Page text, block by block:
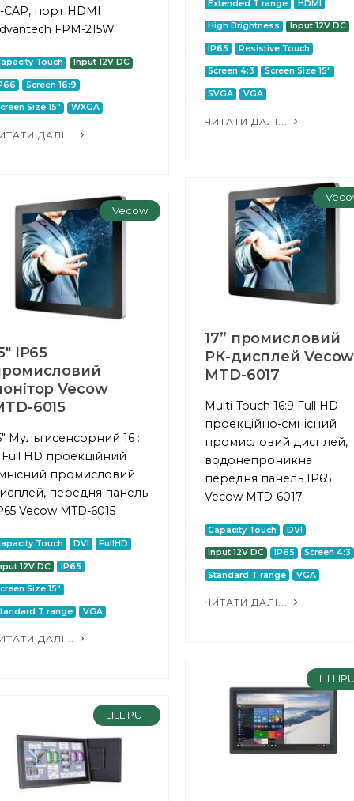
Extended T range HDMI
High Brightness Input 12V DC
IP65 Resistive Touch
Screen 4:3 Screen Size 15"
SVGA VGA
ЧИТАТИ ДАЛІ...
CAP, порт HDMI
FPM-215W
Touch Input 12V DC
Screen 16:9
Size 15" WXGA
ДАЛІ...
17” промисловий
РК-дисплей Vecow
MTD-6017
Multi-Touch 16:9 Full HD
проекційно-ємнісний
промисловий дисплей,
водонепроникна
передня панель IP65
Vecow MTD-6017
Capacity Touch DVI
Input 12V DC IP65 Screen 4:3
Standard T range VGA
ЧИТАТИ ДАЛІ...
Vecow
IP65
Vecow
6015
Мультисенсорний 16 :
Full HD проекційний
промисловий
передня панель
Vecow MTD-6015
Touch DVI FullHD
12V DC IP65
Size 15"
T range VGA
ДАЛІ...
LILLIPUT